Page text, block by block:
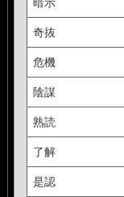
奇抜
危機
陰謀
熟読
了解
是認